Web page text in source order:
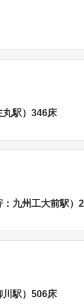
丸駅）346床
九州工大前駅）
川駅）506床